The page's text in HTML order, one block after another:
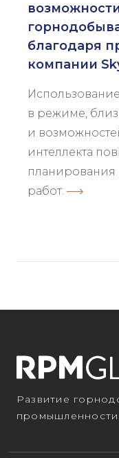
благодаря
компании
в режиме,
и
интеллекта
работ.
Развитие
промышленности